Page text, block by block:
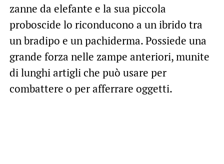
zanne da elefante e la sua piccola
proboscide lo riconducono a un ibrido tra
un bradipo e un pachiderma. Possiede una
grande forza nelle zampe anteriori, munite
di lunghi artigli che può usare per
combattere o per afferrare oggetti.